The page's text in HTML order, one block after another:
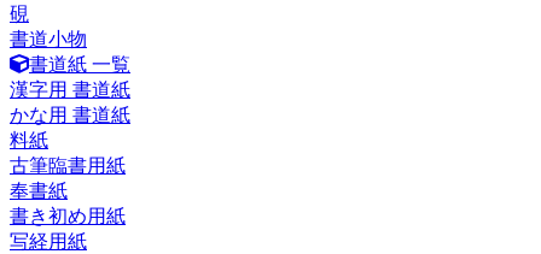
硯
書道小物
書道紙 一覧
漢字用 書道紙
かな用 書道紙
料紙
古筆臨書用紙
奉書紙
書き初め用紙
写経用紙